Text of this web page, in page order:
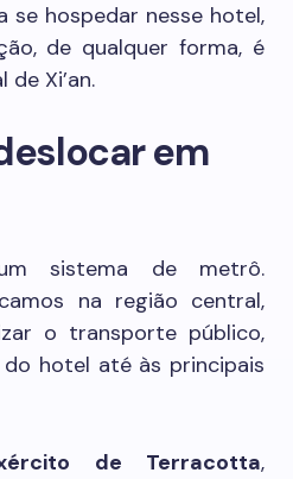
se hospedar nesse hotel,
de qualquer forma, é
Xi’an.
em
sistema de metrô.
na região central,
o transporte público,
hotel até às principais
de Terracotta,